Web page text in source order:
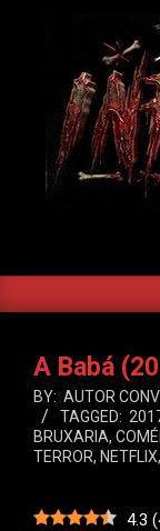
DO
Navigation
A Babá
BY: AUTOR
TAGGED:
BRUXARIA,
TERROR, NETFLIX,
4.3 (